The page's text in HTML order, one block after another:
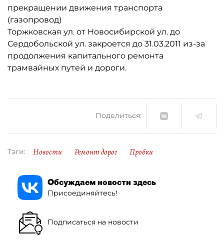
прекращении движения транспорта
(газопровод)
Торжковская ул. от Новосибирской ул. до
Сердобольской ул. закроется до 31.03.2011 из-за
продолжения капитального ремонта
трамвайных путей и дороги.
Поделиться:
Тэги: Новости Ремонт дорог Пробки
Обсуждаем новости здесь
Присоединяйтесь!
Подписаться на новости